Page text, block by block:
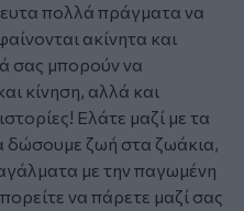
πολλά πράγματα να
ακίνητα και
σας μπορούν να
κίνηση, αλλά και
Ελάτε μαζί με τα
ζωή στα ζωάκια,
με την παγωμένη
να πάρετε μαζί σας